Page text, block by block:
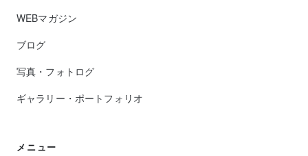
WEBマガジン
ブログ
写真・フォトログ
ギャラリー・ポートフォリオ
メニュー